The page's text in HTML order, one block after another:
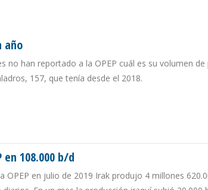
año
no han reportado a la OPEP cuál es su volumen
157, que tenía desde el 2018.
108.000 b/d
OPEP en julio de 2019 Irak produjo 4 millones